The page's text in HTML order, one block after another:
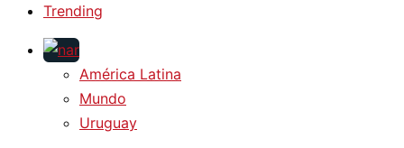
Trending
América Latina
Mundo
Uruguay